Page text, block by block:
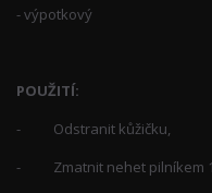
- výpotkový
POUŽITÍ:
- Odstranit kůžičku,
- Zmatnit nehet pilníkem